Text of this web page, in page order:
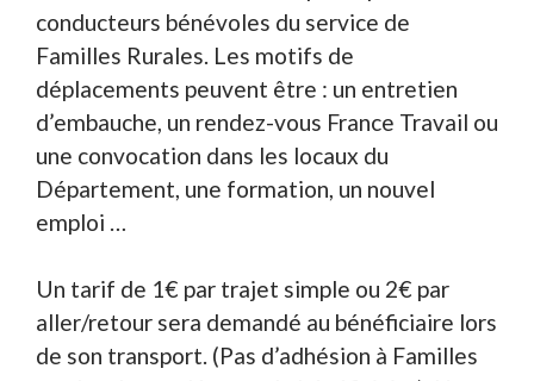
conducteurs bénévoles du service de
Familles Rurales. Les motifs de
déplacements peuvent être : un entretien
d’embauche, un rendez-vous France Travail ou
une convocation dans les locaux du
Département, une formation, un nouvel
emploi …
Un tarif de 1€ par trajet simple ou 2€ par
aller/retour sera demandé au bénéficiaire lors
de son transport. (Pas d’adhésion à Familles